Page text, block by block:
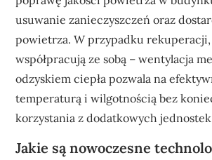
usuwanie zanieczyszczeń oraz
powietrza. W przypadku rekuperacji,
współpracują ze sobą – wentylacja
odzyskiem ciepła pozwala na
temperaturą i wilgotnością bez
korzystania z dodatkowych
Jakie są nowoczesne